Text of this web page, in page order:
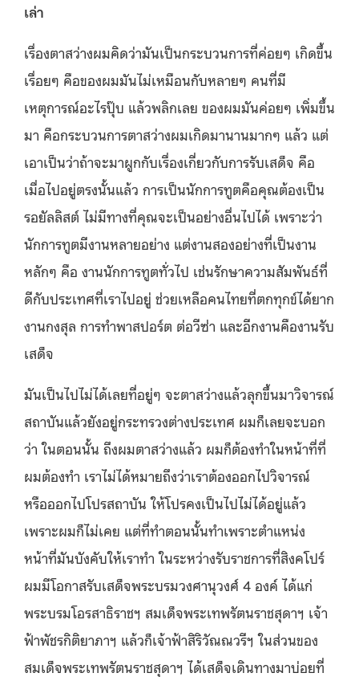
เล่า
เรื่องตาสว่างผมคิดว่ามันเป็นกระบวนการที่ค่อยๆ เกิดขึ้น
เรื่อยๆ คือของผมมันไม่เหมือนกับหลายๆ คนที่มี
เหตุการณ์อะไรปุ๊บ แล้วพลิกเลย ของผมมันค่อยๆ เพิ่มขึ้น
มา คือกระบวนการตาสว่างผมเกิดมานานมากๆ แล้ว แต่
เอาเป็นว่าถ้าจะมาผูกกับเรื่องเกี่ยวกับการรับเสด็จ คือ
เมื่อไปอยู่ตรงนั้นแล้ว การเป็นนักการทูตคือคุณต้องเป็น
รอยัลลิสต์ ไม่มีทางที่คุณจะเป็นอย่างอื่นไปได้ เพราะว่า
นักการทูตมีงานหลายอย่าง แต่งานสองอย่างที่เป็นงาน
หลักๆ คือ งานนักการทูตทั่วไป เช่นรักษาความสัมพันธ์ที่
ดีกับประเทศที่เราไปอยู่ ช่วยเหลือคนไทยที่ตกทุกข์ได้ยาก
งานกงสุล การทำพาสปอร์ต ต่อวีซ่า และอีกงานคืองานรับ
เสด็จ
มันเป็นไปไม่ได้เลยที่อยู่ๆ จะตาสว่างแล้วลุกขึ้นมาวิจารณ์
สถาบันแล้วยังอยู่กระทรวงต่างประเทศ ผมก็เลยจะบอก
ว่า ในตอนนั้น ถึงผมตาสว่างแล้ว ผมก็ต้องทำในหน้าที่ที่
ผมต้องทำ เราไม่ได้หมายถึงว่าเราต้องออกไปวิจารณ์
หรือออกไปโปรสถาบัน ให้โปรคงเป็นไปไม่ได้อยู่แล้ว
เพราะผมก็ไม่เคย แต่ที่ทำตอนนั้นทำเพราะตำแหน่ง
หน้าที่มันบังคับให้เราทำ ในระหว่างรับราชการที่สิงคโปร์
ผมมีโอกาสรับเสด็จพระบรมวงศานุวงศ์ 4 องค์ ได้แก่
พระบรมโอรสาธิราชฯ สมเด็จพระเทพรัตนราชสุดาฯ เจ้า
ฟ้าพัชรกิติยาภาฯ แล้วก็เจ้าฟ้าสิริวัณณวรีฯ ในส่วนของ
สมเด็จพระเทพรัตนราชสุดาฯ ได้เสด็จเดินทางมาบ่อยที่